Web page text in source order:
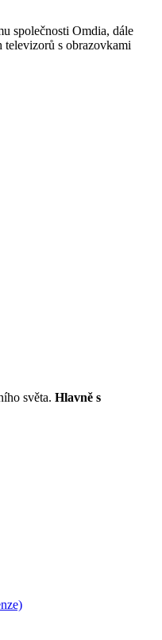
společnosti Omdia, dále
s obrazovkami
světa. Hlavně s